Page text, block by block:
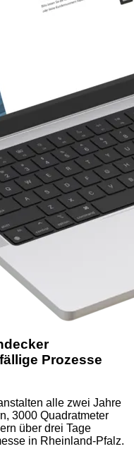
Prozesse
alle zwei Jahre
3000 Quadratmeter
über drei Tage
in Rheinland-Pfalz.